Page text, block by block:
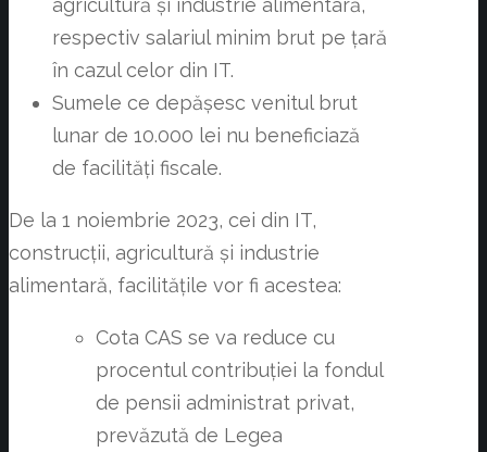
agricultură și industrie alimentară,
respectiv salariul minim brut pe țară
în cazul celor din IT.
Sumele ce depășesc venitul brut
lunar de 10.000 lei nu beneficiază
de facilități fiscale.
De la 1 noiembrie 2023, cei din IT,
construcții, agricultură și industrie
alimentară, facilitățile vor fi acestea:
Cota CAS se va reduce cu
procentul contribuției la fondul
de pensii administrat privat,
prevăzută de Legea